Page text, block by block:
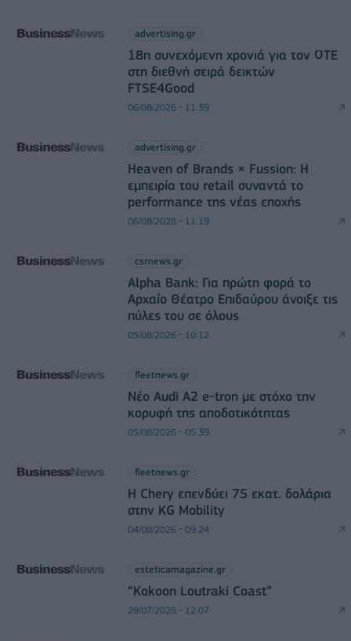
advertising.gr
18η συνεχόμενη χρονιά για τον ΟΤΕ
στη διεθνή σειρά δεικτών
FTSE4Good
06/08/2026 - 11:39
advertising.gr
Heaven of Brands × Fussion: Η
εμπειρία του retail συναντά το
performance της νέας εποχής
06/08/2026 - 11:19
csrnews.gr
Alpha Bank: Για πρώτη φορά το
Αρχαίο Θέατρο Επιδαύρου άνοιξε τις
πύλες του σε όλους
05/08/2026 - 10:12
fleetnews.gr
Νέο Audi A2 e-tron με στόχο την
κορυφή της αποδοτικότητας
05/08/2026 - 05:39
fleetnews.gr
Η Chery επενδύει 75 εκατ. δολάρια
στην KG Mobility
04/08/2026 - 09:24
esteticamagazine.gr
“Kokoon Loutraki Coast”
28/07/2026 - 12:07